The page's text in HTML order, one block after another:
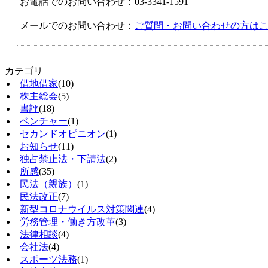
メールでのお問い合わせ： ご質問・お問い合わせの方は
カテゴリ
借地借家(10)
株主総会(5)
書評(18)
ベンチャー(1)
セカンドオピニオン(1)
お知らせ(11)
独占禁止法・下請法(2)
所感(35)
民法（親族） (1)
民法改正(7)
新型コロナウイルス対策関連(4)
労務管理・働き方改革(3)
法律相談(4)
会社法(4)
スポーツ法務(1)